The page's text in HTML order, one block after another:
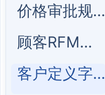
价格审批规则管理
顾客RFM模型管理
客户定义字段管理